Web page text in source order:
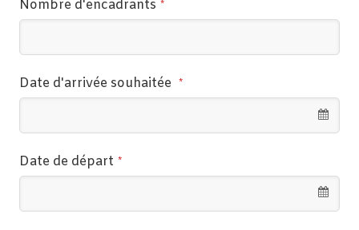
Nombre d'encadrants *
Date d'arrivée souhaitée *
Date de départ *